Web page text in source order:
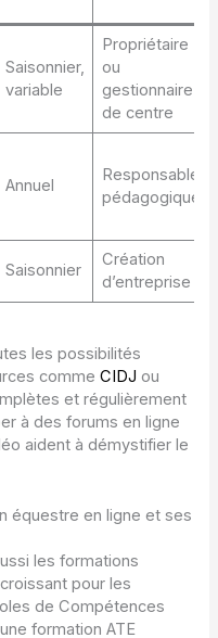
Saisonnier,
variable
Propriétaire
ou
gestionnaire
de centre
Annuel
Responsable
pédagogique
Saisonnier
Création
d’entreprise
les possibilités
commeCIDJ ou
et régulièrement
à des forums en ligne
aident à démystifier le
équestre en ligne et ses
les formations
pour les
de Compétences
formation ATE